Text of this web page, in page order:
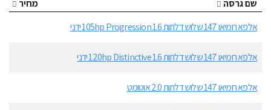
שם גרסה
מחיר
אלפא רומיאו 147 שלוש דלתות 1.6 105hp Progression ידני
אלפא רומיאו 147 שלוש דלתות 1.6 120hp Distinctive ידני
אלפא רומיאו 147 שלוש דלתות 2.0 אוטומט